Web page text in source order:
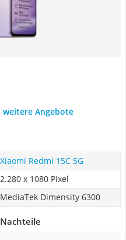
weitere Angebote
Xiaomi Redmi 15C 5G
2.280 x 1080 Pixel
MediaTek Dimensity 6300
Nachteile